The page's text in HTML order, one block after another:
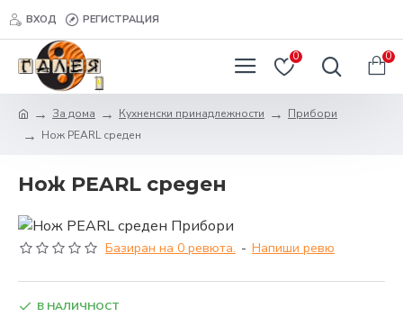
ВХОД РЕГИСТРАЦИЯ
0 0
За дома Кухненски принадлежности
Прибори
Нож PEARL среден
Нож PEARL среден
Базиран на 0 ревюта. - Напиши ревю
В НАЛИЧНОСТ